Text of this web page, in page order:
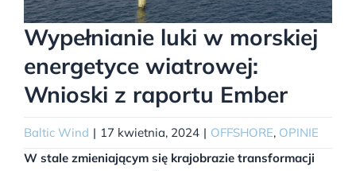
Wypełnianie luki w morskiej
energetyce wiatrowej:
Wnioski z raportu Ember
Baltic Wind | 17 kwietnia, 2024 | OFFSHORE, OPINIE
W stale zmieniającym się krajobrazie transformacji